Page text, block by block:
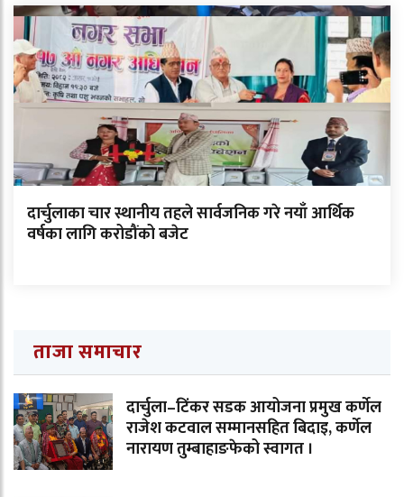
दार्चुलाका चार स्थानीय तहले सार्वजनिक गरे नयाँ आर्थिक
वर्षका लागि करोडौंको बजेट
ताजा समाचार
दार्चुला–टिंकर सडक आयोजना प्रमुख कर्णेल
राजेश कटवाल सम्मानसहित बिदाइ, कर्णेल
नारायण तुम्बाहाङफेको स्वागत ।